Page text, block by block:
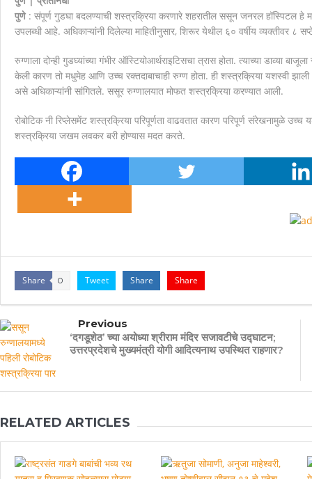
मानवाला आदराने व सन्मानाने जगण्याचा अधिकार म्हणजे
पुणे: संपूर्ण गुडघा बदलण्याची शस्त्रक्रिया करणारे शहरातील ससून जनरल हॉस्पिटल हे
उपलब्धी आहे. अधिकाऱ्यांनी दिलेल्या माहितीनुसार, शिरूर येथील ६० वर्षीय व्यक्तीवर ८
रुग्णाला दोन्ही गुडघ्यांच्या गंभीर ऑस्टियोआर्थराइटिसचा त्रास होता. त्याच्या डाव्या
केली कारण तो मधुमेह आणि उच्च रक्तदाबाचाही रुग्ण होता. ही शस्त्रक्रिया यशस्वी
असे अधिकाऱ्यांनी सांगितले. ससूर रुग्णालयात मोफत शस्त्रक्रिया करण्यात आली.
रोबोटिक नी रिप्लेसमेंट शस्त्रक्रिया परिपूर्णता वाढवतात कारण परिपूर्ण संरेखनामुळे
शस्त्रक्रिया जखम लवकर बरी होण्यास मदत करते.
Share 0 Tweet Share Share
Previous
‘दगडूशेठ’ च्या अयोध्या श्रीराम मंदिर सजावटीचे उद्घाटन;
उत्तरप्रदेशचे मुख्यमंत्री योगी आदित्यनाथ उपस्थित राहणार?
RELATED ARTICLES